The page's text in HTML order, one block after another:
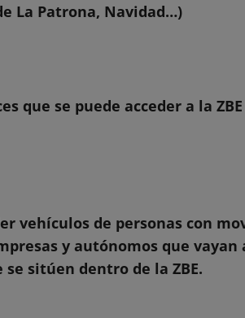
La Patrona, Navidad…)
que se puede acceder a la ZBE
vehículos de personas con
y autónomos que vayan
sitúen dentro de la ZBE.